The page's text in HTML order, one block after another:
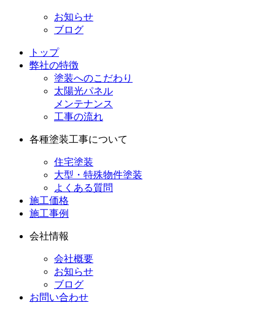
お知らせ
ブログ
トップ
弊社の特徴
塗装へのこだわり
太陽光パネル
メンテナンス
工事の流れ
各種塗装工事について
住宅塗装
大型・特殊物件塗装
よくある質問
施工価格
施工事例
会社情報
会社概要
お知らせ
ブログ
お問い合わせ